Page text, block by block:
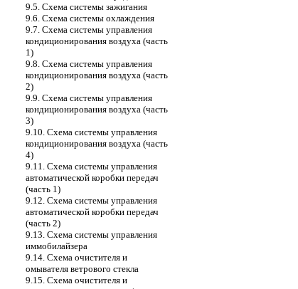
9.5. Схема системы зажигания
9.6. Схема системы охлаждения
9.7. Схема системы управления
кондиционирования воздуха (часть
1)
9.8. Схема системы управления
кондиционирования воздуха (часть
2)
9.9. Схема системы управления
кондиционирования воздуха (часть
3)
9.10. Схема системы управления
кондиционирования воздуха (часть
4)
9.11. Схема системы управления
автоматической коробки передач
(часть 1)
9.12. Схема системы управления
автоматической коробки передач
(часть 2)
9.13. Схема системы управления
иммобилайзера
9.14. Схема очистителя и
омывателя ветрового стекла
9.15. Схема очистителя и